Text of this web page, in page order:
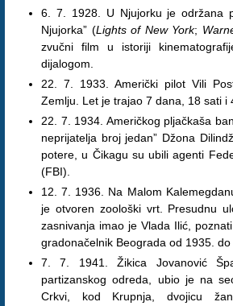
6. 7. 1928. U Njujorku je održana
Njujorka” (Lights of New York;
zvučni film u istoriji
dijalogom.
22. 7. 1933. Američki pilot Vili
Zemlju. Let je trajao 7 dana, 18 sati i
22. 7. 1934. Američkog pljačkaša
neprijatelja broj jedan” Džona
potere, u Čikagu su ubili agenti
(FBI).
12. 7. 1936. Na Malom
je otvoren zoološki vrt. Presudnu
zasnivanja imao je Vlada Ilić,
gradonačelnik Beograda od 1935. do
7. 7. 1941. Žikica Jovanović
partizanskog odreda, ubio je na
Crkvi, kod Krupnja, dvojicu